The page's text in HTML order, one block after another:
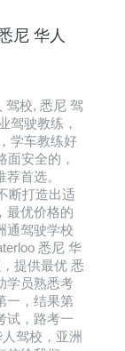
尼 华人
驾校, 悉尼 驾
驾驶教练，
学车教练好
面安全的，
首选。
断打造出适
最优价格的
通驾驶学校
悉尼 华
提供最优 悉
学员熟悉考
一，结果第
试，路考一
驾校，亚洲